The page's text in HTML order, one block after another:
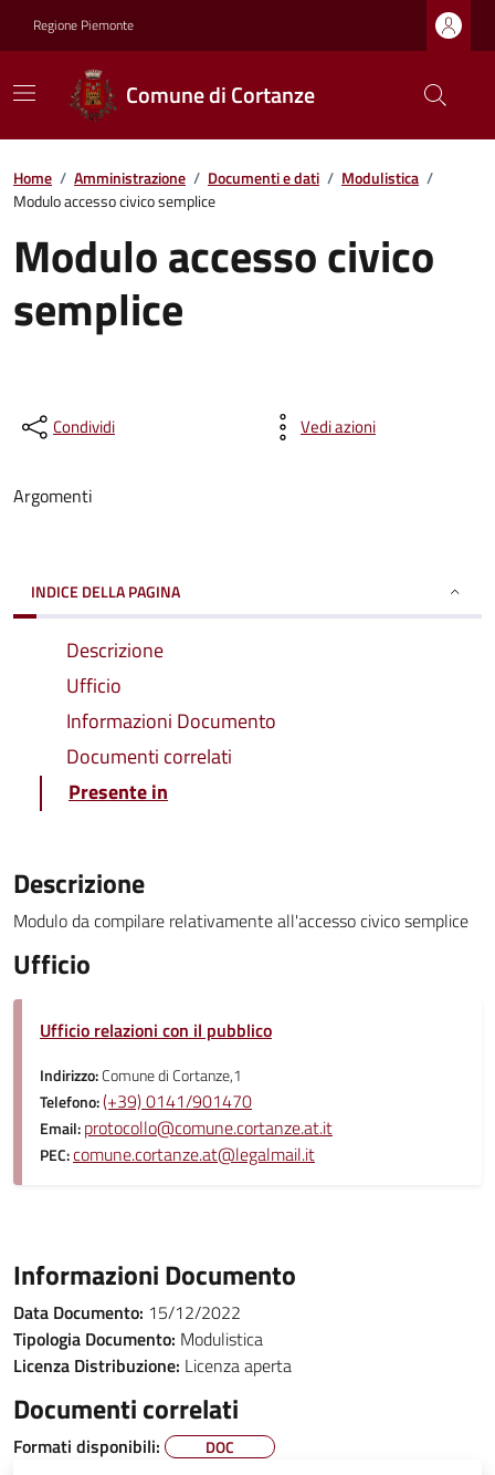
Regione Piemonte
Comune di Cortanze
Home / Amministrazione / Documenti e dati / Modulistica /
Modulo accesso civico semplice
Modulo accesso civico
semplice
Condividi Vedi azioni
Argomenti
INDICE DELLA PAGINA
Descrizione
Ufficio
Informazioni Documento
Documenti correlati
Presente in
Descrizione
Modulo da compilare relativamente all'accesso civico semplice
Ufficio
Ufficio relazioni con il pubblico
Indirizzo:Comune di Cortanze,1
Telefono:(+39) 0141/901470
Email:protocollo@comune.cortanze.at.it
PEC:comune.cortanze.at@legalmail.it
Informazioni Documento
Data Documento: 15/12/2022
Tipologia Documento: Modulistica
Licenza Distribuzione: Licenza aperta
Documenti correlati
Formati disponibili: DOC